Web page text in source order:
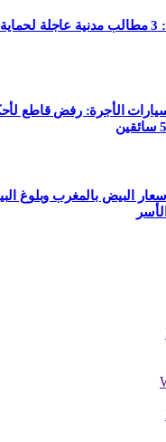
شواطئ ميرلفت: 3 مطالب مدنية عاجلة
لسيارات الأجرة: رفض قاطع